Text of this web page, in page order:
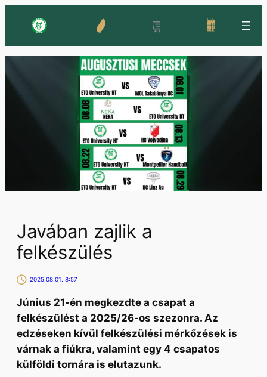
tartalomhoz
Javában zajlik a
felkészülés
2025.08.01. 8:57
Június 21-én megkezdte a csapat a
felkészülést a 2025/26-os szezonra. Az
edzéseken kívül felkészülési mérkőzések is
várnak a fiúkra, valamint egy 4 csapatos
külföldi tornára is elutazunk.